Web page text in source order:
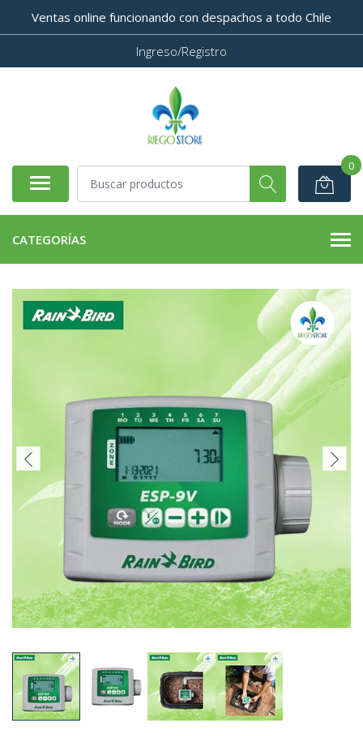
Ventas online funcionando con despachos a todo Chile
Ingreso/Registro
0
CATEGORÍAS